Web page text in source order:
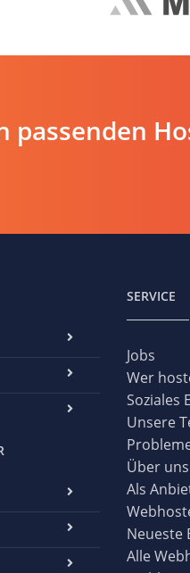
SERVICE
Jobs
Wer
Soziales
Unsere
Über uns
Als
Neueste
Alle